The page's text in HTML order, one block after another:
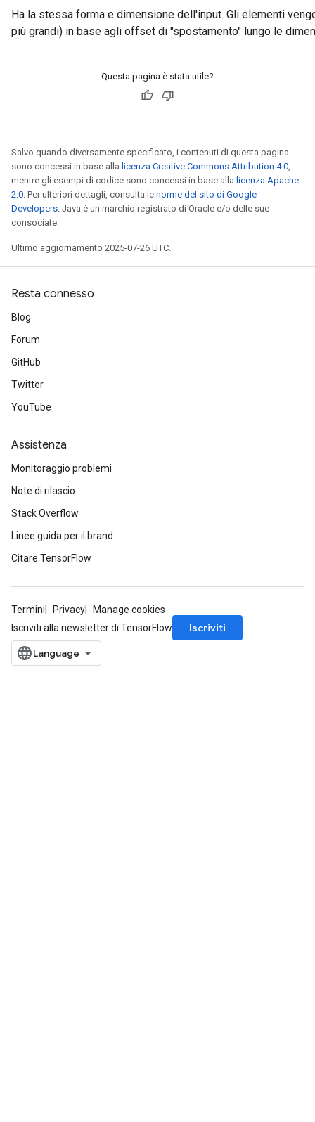
Ha la stessa forma e dimensione dell'input. Gli elementi
più grandi) in base agli offset di "spostamento" lungo le
Questa pagina è stata utile?
Salvo quando diversamente specificato, i contenuti di questa pagina
sono concessi in base alla licenza Creative Commons Attribution 4.0,
mentre gli esempi di codice sono concessi in base alla licenza Apache
2.0. Per ulteriori dettagli, consulta le norme del sito di Google
Developers. Java è un marchio registrato di Oracle e/o delle sue
consociate.
Ultimo aggiornamento 2025-07-26 UTC.
Resta connesso
Blog
Forum
GitHub
Twitter
YouTube
Assistenza
Monitoraggio problemi
Note di rilascio
Stack Overflow
Linee guida per il brand
Citare TensorFlow
Termini Privacy
Manage cookies
Iscriviti alla newsletter di TensorFlow
Iscriviti